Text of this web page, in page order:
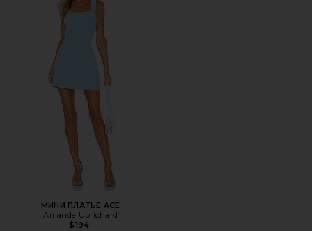
МИНИ ПЛАТЬЕ ACE
Amanda Uprichard
$194